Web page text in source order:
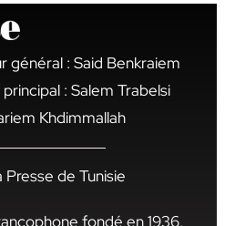
général : Said Benkraiem
: Salem Trabelsi
Khdimmallah
de Tunisie
fondé en 1936,